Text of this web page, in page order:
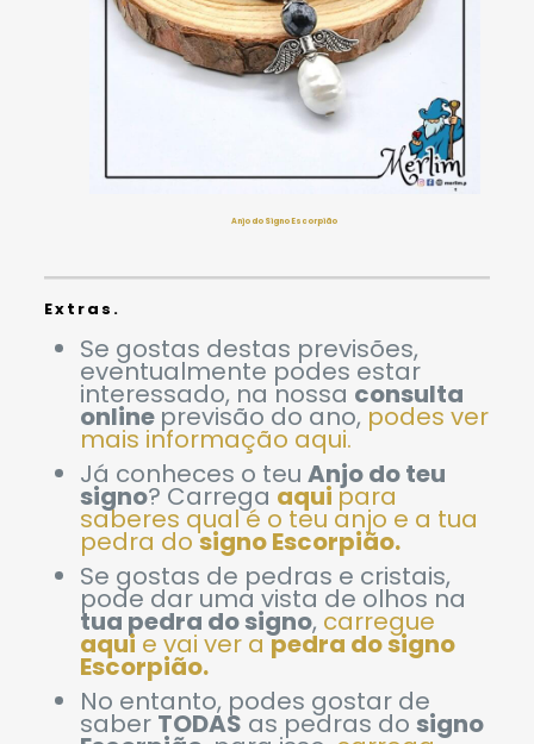
Anjo do Signo Escorpião
Extras.
Se gostas destas previsões,
eventualmente podes estar
interessado, na nossa consulta
online previsão do ano, podes ver
mais informação aqui.
Já conheces o teu Anjo do teu
signo? Carrega aqui para
saberes qual é o teu anjo e a tua
pedra dosigno Escorpião.
Se gostas de pedras e cristais,
pode dar uma vista de olhos na
tua pedra do signo, carregue
aqui e vai ver apedra do signo
Escorpião.
No entanto, podes gostar de
saber TODAS as pedras do signo